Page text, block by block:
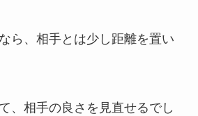
ら、相手とは少し距離を置い
、相手の良さを見直せるでし